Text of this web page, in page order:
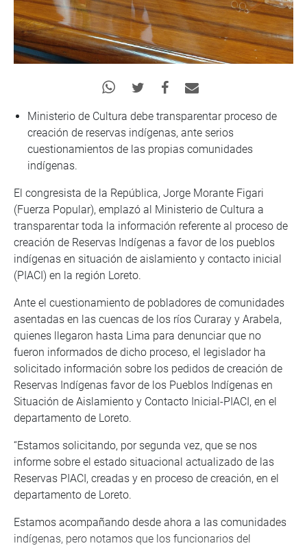
Ministerio de Cultura debe transparentar proceso de
creación de reservas indígenas, ante serios
cuestionamientos de las propias comunidades
indígenas.
El congresista de la República, Jorge Morante Figari
(Fuerza Popular), emplazó al Ministerio de Cultura a
transparentar toda la información referente al proceso de
creación de Reservas Indígenas a favor de los pueblos
indígenas en situación de aislamiento y contacto inicial
(PIACI) en la región Loreto.
Ante el cuestionamiento de pobladores de comunidades
asentadas en las cuencas de los ríos Curaray y Arabela,
quienes llegaron hasta Lima para denunciar que no
fueron informados de dicho proceso, el legislador ha
solicitado información sobre los pedidos de creación de
Reservas Indígenas favor de los Pueblos Indígenas en
Situación de Aislamiento y Contacto Inicial-PIACI, en el
departamento de Loreto.
“Estamos solicitando, por segunda vez, que se nos
informe sobre el estado situacional actualizado de las
Reservas PIACI, creadas y en proceso de creación, en el
departamento de Loreto.
Estamos acompañando desde ahora a las comunidades
indígenas, pero notamos que los funcionarios del